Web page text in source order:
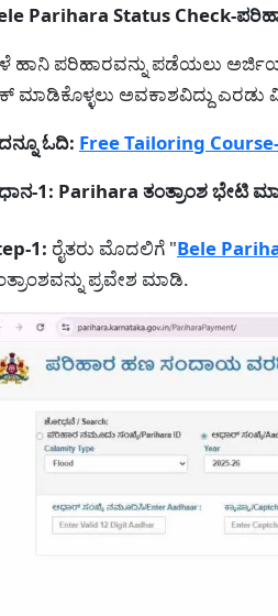
Parihara Status Check-
ಹಾನಿ ಪರಿಹಾರವನ್ನು ಪಡೆಯಲು
ಮಾಡಿಕೊಳ್ಳಲು ಅವಕಾಶವಿದ್ದು
ಓದಿ: Free Tailoring
1: Parihara ತಂತ್ರಾಂಶ ಭೇಟಿ
1: ರೈತರು ಮೊದಲಿಗೆ "Bele
ಪ್ರವೇಶ ಮಾಡಿ.